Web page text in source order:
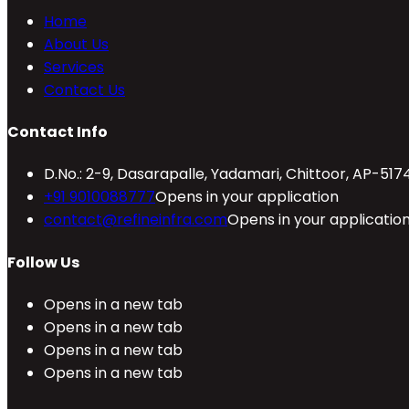
Home
About Us
Services
Contact Us
Contact Info
D.No.: 2-9, Dasarapalle, Yadamari, Chittoor, AP-
+91 9010088777Opens in your application
contact@refineinfra.comOpens in your
Follow Us
Opens in a new tab
Opens in a new tab
Opens in a new tab
Opens in a new tab